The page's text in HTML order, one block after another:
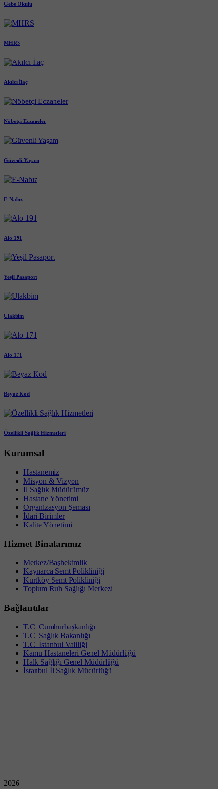
Gebe Okulu
MHRS
Akılcı İlaç
Nöbetçi Eczaneler
Güvenli Yaşam
E-Nabız
Alo 191
Yeşil Pasaport
Ulakbim
Alo 171
Beyaz Kod
Özellikli Sağlık Hizmetleri
Kurumsal
Hastanemiz
Misyon & Vizyon
İl Sağlık Müdürümüz
Hastane Yönetimi
Organizasyon Şeması
İdari Birimler
Kalite Yönetimi
Hizmet Binalarımız
Merkez/Başhekimlik
Kaynarca Semt Polikliniği
Kurtköy Semt Polikliniği
Toplum Ruh Sağlığı Merkezi
Bağlantılar
T.C. Cumhurbaşkanlığı
T.C. Sağlık Bakanlığı
T.C. İstanbul Valiliği
Kamu Hastaneleri Genel Müdürlüğü
Halk Sağlığı Genel Müdürlüğü
İstanbul İl Sağlık Müdürlüğü
2026